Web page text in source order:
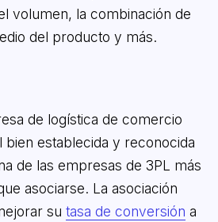
volumen, la combinación de
del producto y más.
de logística de comercio
bien establecida y reconocida
de las empresas de 3PL más
asociarse. La asociación
su tasa de conversión a